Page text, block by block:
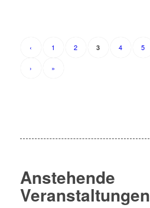
‹ 1 2 3 4 5
› »
Anstehende
Veranstaltungen